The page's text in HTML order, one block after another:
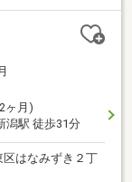
ヶ月)
潟駅 徒歩31分
区はなみずき２丁